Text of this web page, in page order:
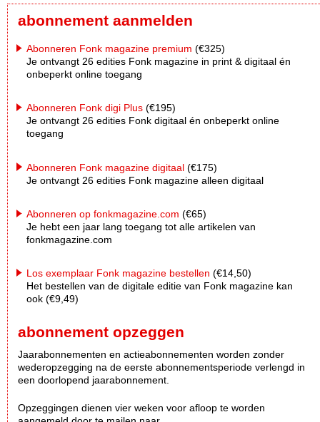
abonnement aanmelden
Abonneren Fonk magazine premium (€325)
Je ontvangt 26 edities Fonk magazine in print & digitaal én
onbeperkt online toegang
Abonneren Fonk digi Plus (€195)
Je ontvangt 26 edities Fonk digitaal én onbeperkt online
toegang
Abonneren Fonk magazine digitaal (€175)
Je ontvangt 26 edities Fonk magazine alleen digitaal
Abonneren op fonkmagazine.com (€65)
Je hebt een jaar lang toegang tot alle artikelen van
fonkmagazine.com
Los exemplaar Fonk magazine bestellen (€14,50)
Het bestellen van de digitale editie van Fonk magazine kan
ook (€9,49)
abonnement opzeggen
Jaarabonnementen en actieabonnementen worden zonder
wederopzegging na de eerste abonnementsperiode verlengd in
een doorlopend jaarabonnement.
Opzeggingen dienen vier weken voor afloop te worden